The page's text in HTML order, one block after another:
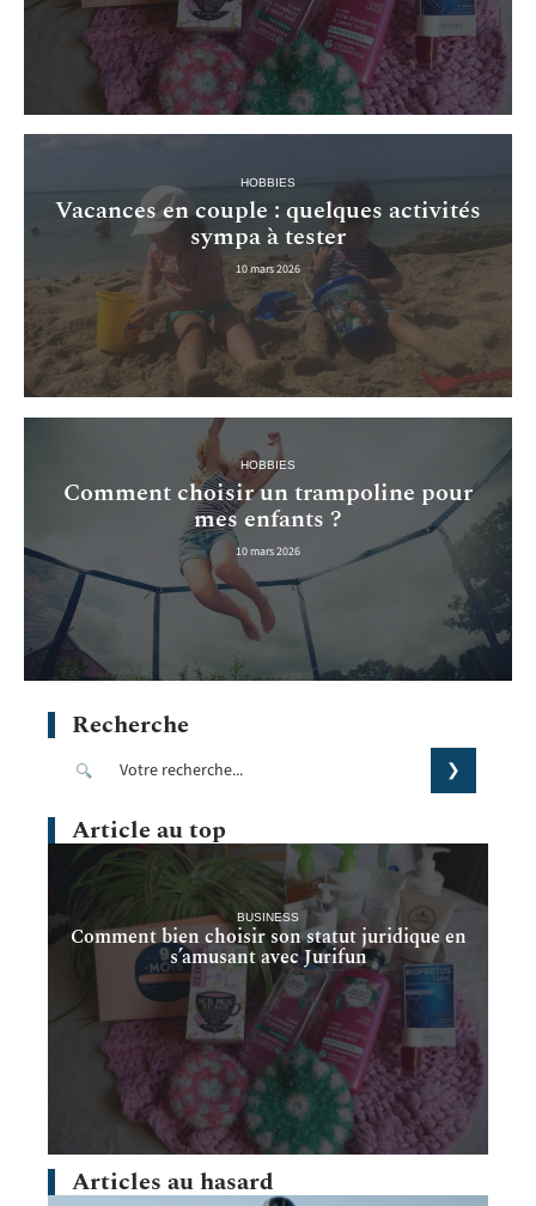
HOBBIES
Vacances en couple : quelques activités
sympa à tester
10 mars 2026
HOBBIES
Comment choisir un trampoline pour
mes enfants ?
10 mars 2026
Recherche
Article au top
BUSINESS
Comment bien choisir son statut juridique en
s’amusant avec Jurifun
Articles au hasard